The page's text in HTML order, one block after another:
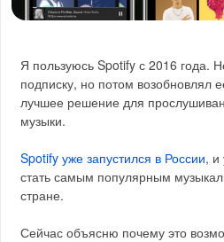
Я пользуюсь Spotify с 2016 года.
подписку, но потом возобновлял
лучшее решение для
музыки.
Spotify уже запустился в России, и
стать самым популярным
стране.
Сейчас объясню почему это